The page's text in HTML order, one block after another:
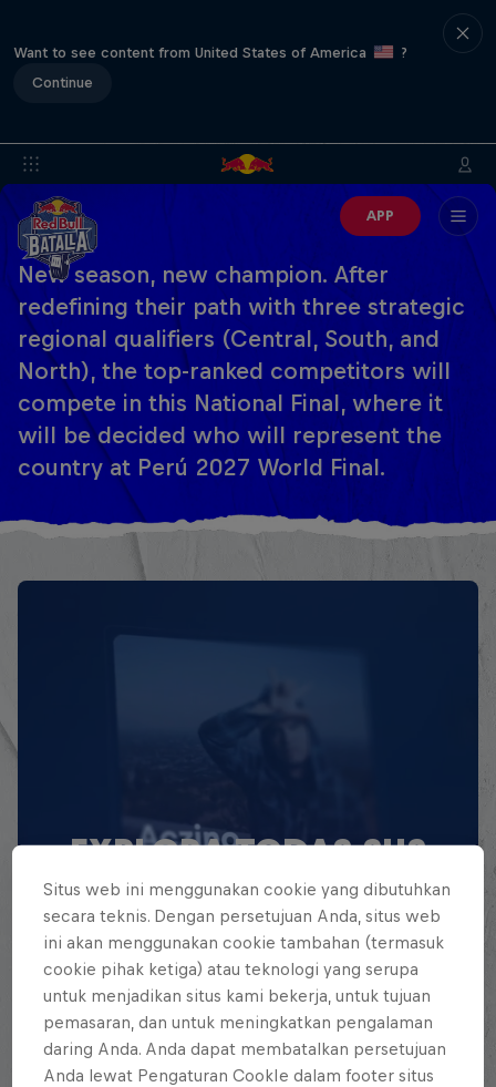
Want to see content from United States of America
?
Continue
APP
New season, new champion. After
redefining their path with three strategic
regional qualifiers (Central, South, and
North), the top-ranked competitors will
compete in this National Final, where it
will be decided who will represent the
country at Perú 2027 World Final.
EXPLORA TODAS SUS
BATALLAS
Explora la Galaxia de Batalla, quién es
quién en la mayor competición de
freestyle de habla hispana.
Explora la Galaxia de Red Bull Batalla
Situs web ini menggunakan cookie yang dibutuhkan
secara teknis. Dengan persetujuan Anda, situs web
ini akan menggunakan cookie tambahan (termasuk
cookie pihak ketiga) atau teknologi yang serupa
untuk menjadikan situs kami bekerja, untuk tujuan
pemasaran, dan untuk meningkatkan pengalaman
daring Anda. Anda dapat membatalkan persetujuan
Anda lewat Pengaturan CookIe dalam footer situs